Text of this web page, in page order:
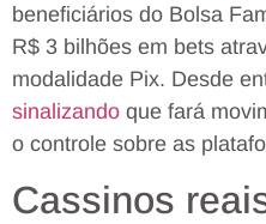
beneficiários do Bolsa
R$ 3 bilhões em bets
modalidade Pix. Desde
sinalizando que fará
o controle sobre as
Cassinos